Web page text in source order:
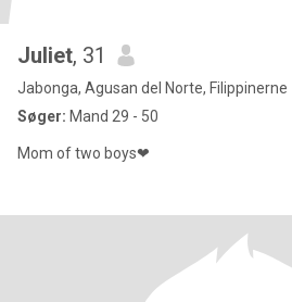
Juliet, 31
Jabonga, Agusan del Norte, Filippinerne
Søger: Mand 29 - 50
Mom of two boys❤